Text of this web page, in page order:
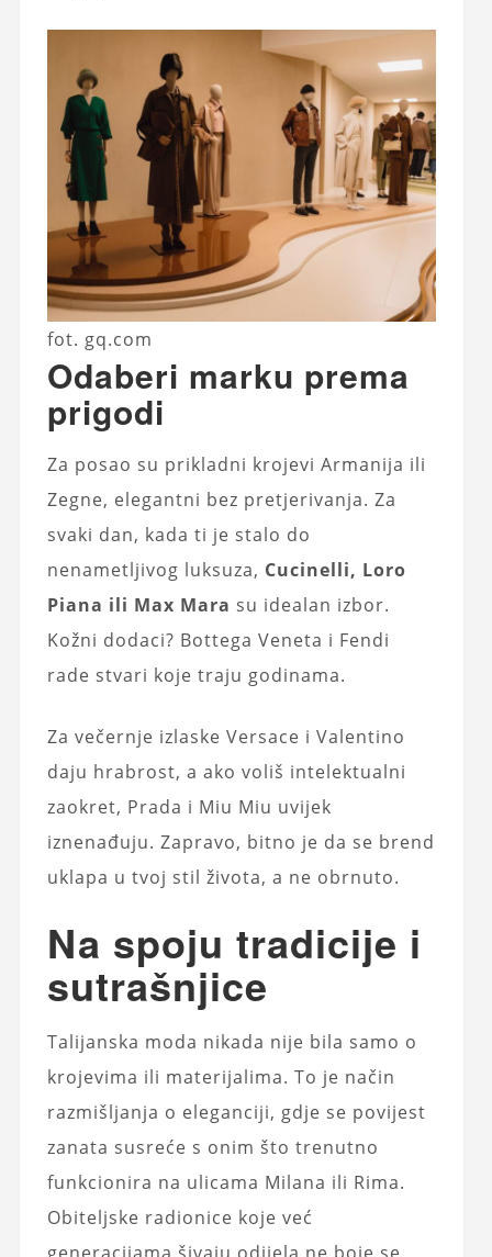
fot. gq.com
Odaberi marku prema
prigodi
Za posao su prikladni krojevi Armanija ili
Zegne, elegantni bez pretjerivanja. Za
svaki dan, kada ti je stalo do
nenametljivog luksuza, Cucinelli, Loro
Piana ili Max Mara su idealan izbor.
Kožni dodaci? Bottega Veneta i Fendi
rade stvari koje traju godinama.
Za večernje izlaske Versace i Valentino
daju hrabrost, a ako voliš intelektualni
zaokret, Prada i Miu Miu uvijek
iznenađuju. Zapravo, bitno je da se brend
uklapa u tvoj stil života, a ne obrnuto.
Na spoju tradicije i
sutrašnjice
Talijanska moda nikada nije bila samo o
krojevima ili materijalima. To je način
razmišljanja o eleganciji, gdje se povijest
zanata susreće s onim što trenutno
funkcionira na ulicama Milana ili Rima.
Obiteljske radionice koje već